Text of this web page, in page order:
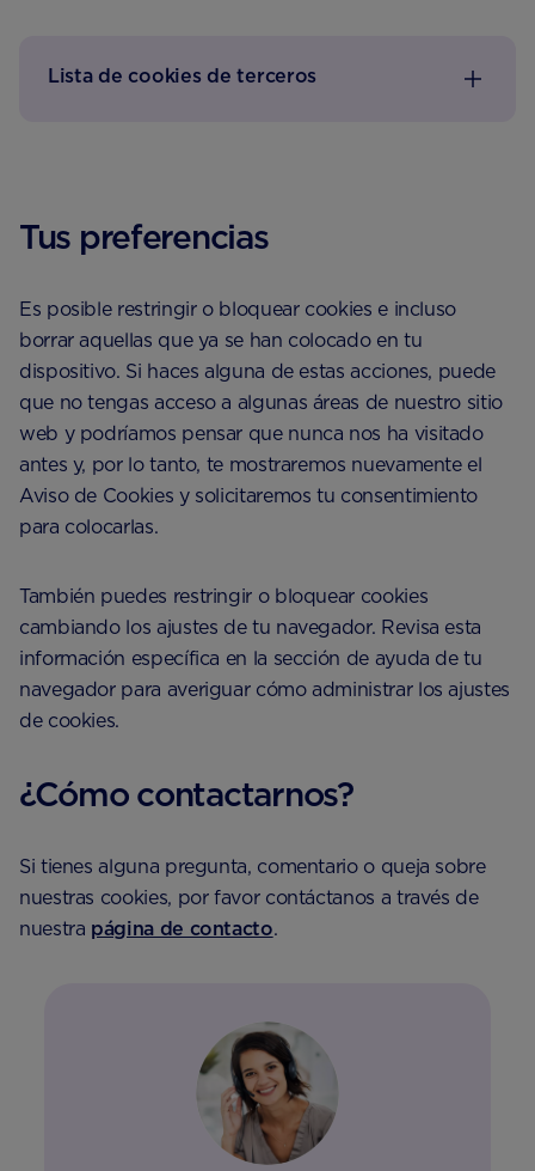
Lista de cookies de terceros
Tus preferencias
Es posible restringir o bloquear cookies e incluso
borrar aquellas que ya se han colocado en tu
dispositivo. Si haces alguna de estas acciones, puede
que no tengas acceso a algunas áreas de nuestro sitio
web y podríamos pensar que nunca nos ha visitado
antes y, por lo tanto, te mostraremos nuevamente el
Aviso de Cookies y solicitaremos tu consentimiento
para colocarlas.
También puedes restringir o bloquear cookies
cambiando los ajustes de tu navegador. Revisa esta
información específica en la sección de ayuda de tu
navegador para averiguar cómo administrar los ajustes
de cookies.
¿Cómo contactarnos?
Si tienes alguna pregunta, comentario o queja sobre
nuestras cookies, por favor contáctanos a través de
nuestra página de contacto.